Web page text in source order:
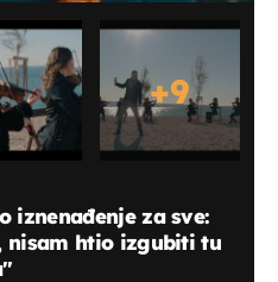
+9
iznenađenje za sve:
nisam htio izgubiti tu